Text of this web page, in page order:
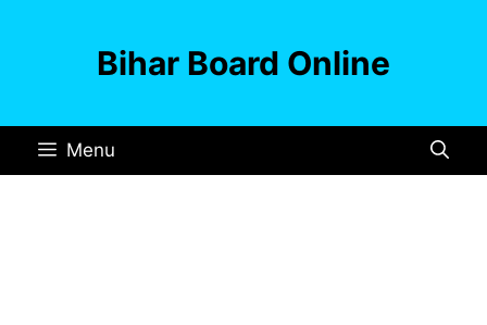
Bihar Board Online
Menu